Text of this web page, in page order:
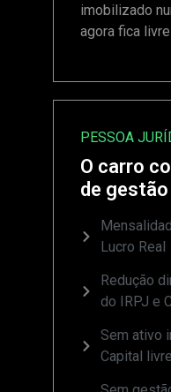
imobilizado
agora fica
PESSOA
O carro
de
Lucro Real
Redução
do IRPJ e
Sem ativo
Capital livre